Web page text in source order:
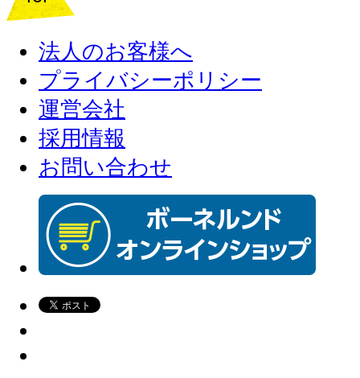
法人のお客様へ
プライバシーポリシー
運営会社
採用情報
お問い合わせ